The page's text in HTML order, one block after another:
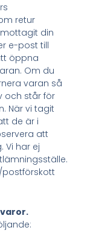
retur
din
e-post till
öppna
Om du
varan så
och står för
När vi tagit
de är i
att
Vi har ej
postförskott